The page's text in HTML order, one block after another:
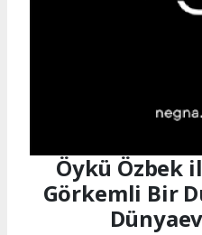
Öykü Özbek
Görkemli Bir